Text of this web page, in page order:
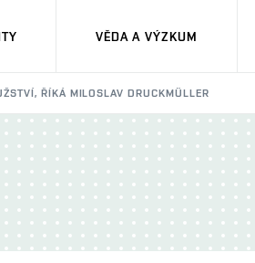
VĚDA A VÝZKUM
ŘÍKÁ MILOSLAV DRUCKMÜLLER